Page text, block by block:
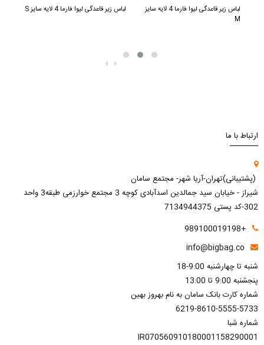
لباس زیر قاعدگی لیوا فارما 4 لایه سایز S
لباس زیر قاعدگی لیوا فارما 4 لایه سایز
M
‹ ›
ارتباط با ما
(پشتیبانی)تهران-آریا شهر- مجتمع سامان
شیراز - خیابان سید جمالدین اسدآبادی کوچه 3 مجتمع خوارزمی طبقه3 واحد
302-کد پستی 7134944375
+989100019198
info@bigbag.co
شنبه تا چهارشنبه 9:00-18
پنجشنبه 9:00 تا 13:00
شماره کارت بانک سامان به نام بهروز بهین
6219-8610-5555-5733
شماره شبا
IR070560910180001158290001